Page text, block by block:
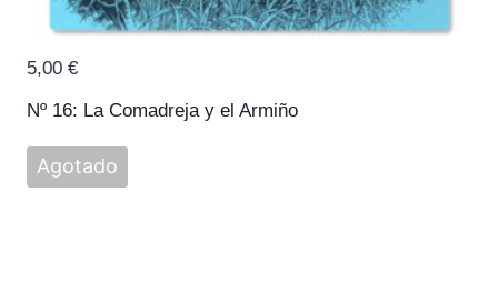
Nº 16: La Comadreja y el Armiño
5,00 €
Agotado